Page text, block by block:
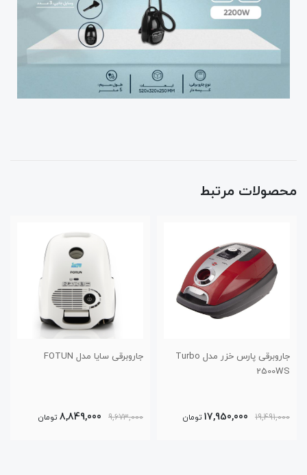
محصولات مرتبط
جاروبرقی پارس خزر مدل Turbo
2500WS
19,491,000
17,950,000 تومان
جاروبرقی سایا مدل FOTUN
9,673,000
8,849,000 تومان